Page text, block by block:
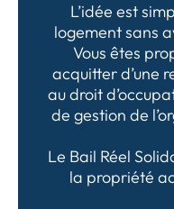
L’idée est
logement sans
Vous êtes
acquitter d’une
au droit
de gestion de
Le Bail Réel
la propriété